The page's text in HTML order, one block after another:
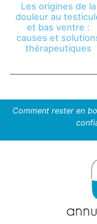
Les origines de la
douleur au
et bas ventre :
causes et
thérapeutiques
Comment rester en